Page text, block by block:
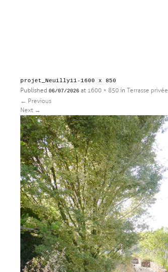
projet_Neuilly11-1600 x 850
Published06/07/2026 at 1600 × 850 inTerrasse privée
← Previous
Next →